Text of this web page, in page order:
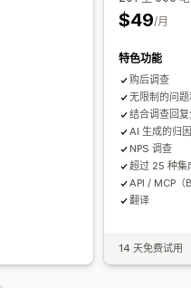
$49/月
特色功能
购后调查
无限制的问
结合调查回
AI 生成的归
NPS 调查
超过 25 种
API / MCP（
翻译
14 天免费试用